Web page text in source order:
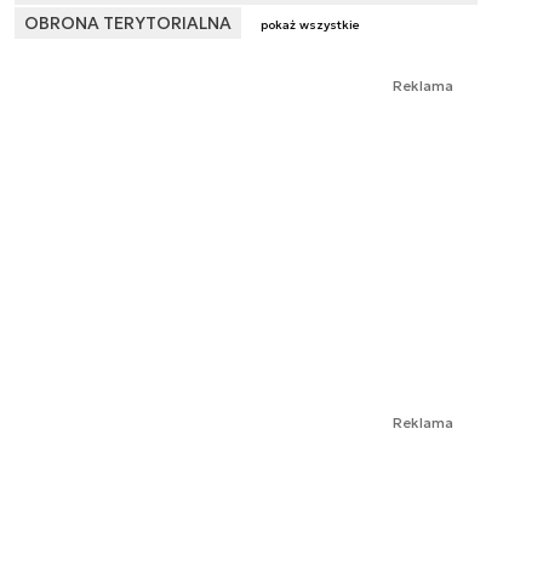
OBRONA TERYTORIALNA
pokaż wszystkie
Reklama
Reklama